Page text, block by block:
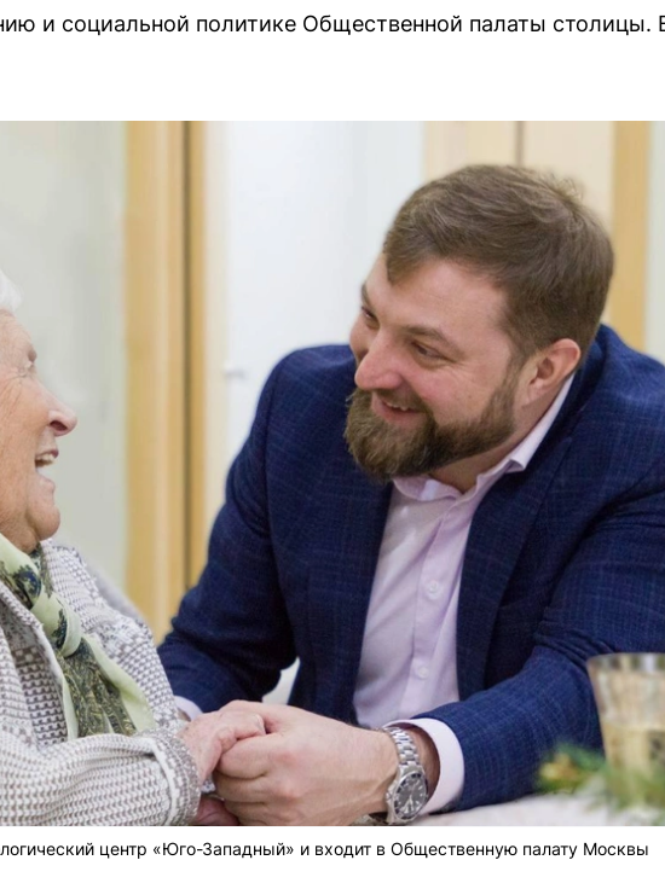
и социальной политике Общественной палаты столицы.
центр «Юго-Западный» и входит в Общественную палату Москвы